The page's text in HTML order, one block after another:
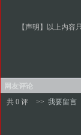
【声明】以上内容
网友评论
共 0 评
>> 我要留言